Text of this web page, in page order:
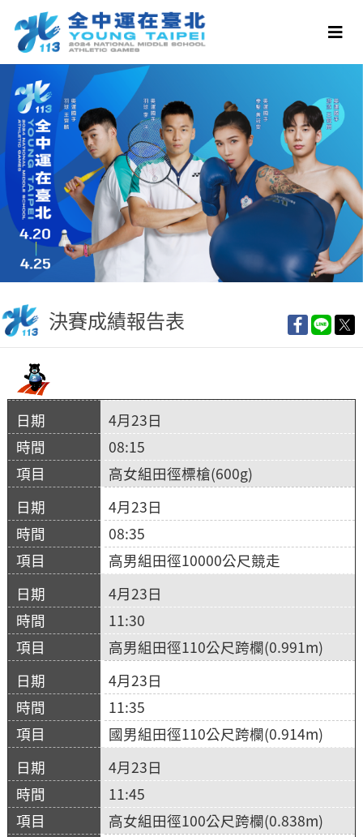
決賽成績報告表
4月23日
08:15
高女組田徑標槍(600g)
4月23日
08:35
高男組田徑10000公尺競走
4月23日
11:30
高男組田徑110公尺跨欄(0.991m)
4月23日
11:35
國男組田徑110公尺跨欄(0.914m)
4月23日
11:45
高女組田徑100公尺跨欄(0.838m)